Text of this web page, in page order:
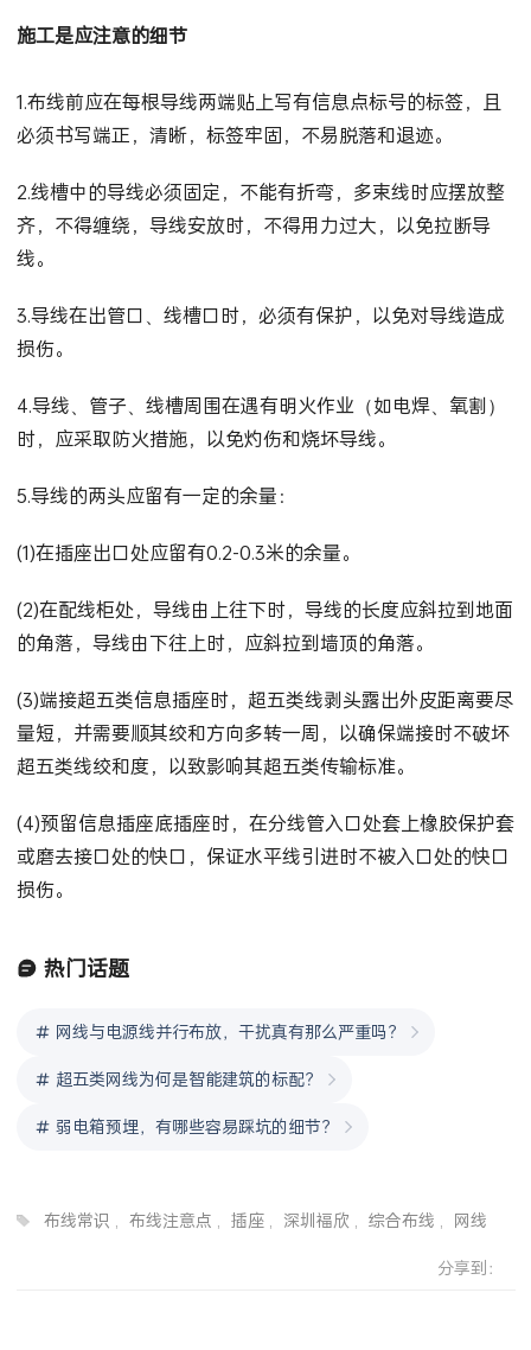
施工是应注意的细节
1.布线前应在每根导线两端贴上写有信息点标号的标签，且
必须书写端正，清晰，标签牢固，不易脱落和退迹。
2.线槽中的导线必须固定，不能有折弯，多束线时应摆放整
齐，不得缠绕，导线安放时，不得用力过大，以免拉断导
线。
3.导线在出管口、线槽口时，必须有保护，以免对导线造成
损伤。
4.导线、管子、线槽周围在遇有明火作业（如电焊、氧割）
时，应采取防火措施，以免灼伤和烧坏导线。
5.导线的两头应留有一定的余量：
(1)在插座出口处应留有0.2-0.3米的余量。
(2)在配线柜处，导线由上往下时，导线的长度应斜拉到地面
的角落，导线由下往上时，应斜拉到墙顶的角落。
(3)端接超五类信息插座时，超五类线剥头露出外皮距离要尽
量短，并需要顺其绞和方向多转一周，以确保端接时不破坏
超五类线绞和度，以致影响其超五类传输标准。
(4)预留信息插座底插座时，在分线管入口处套上橡胶保护套
或磨去接口处的快口，保证水平线引进时不被入口处的快口
损伤。
热门话题
网线与电源线并行布放，干扰真有那么严重吗？
超五类网线为何是智能建筑的标配？
弱电箱预埋，有哪些容易踩坑的细节？
布线常识 , 布线注意点 , 插座, 深圳福欣 , 综合布线 , 网线
分享到：